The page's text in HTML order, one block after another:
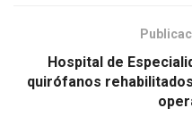
Hospital de
quirófanos